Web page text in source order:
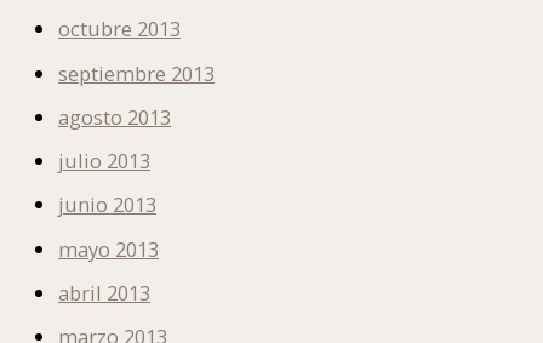
octubre 2013
septiembre 2013
agosto 2013
julio 2013
junio 2013
mayo 2013
abril 2013
marzo 2013